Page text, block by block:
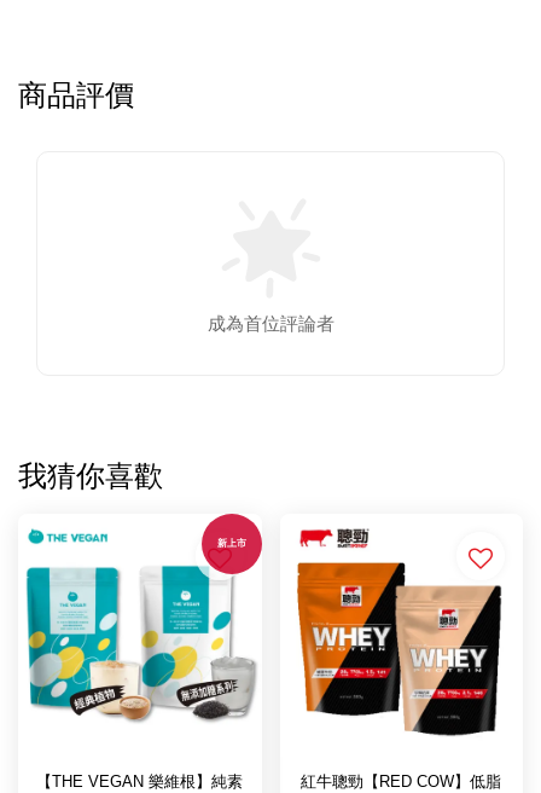
商品評價
成為首位評論者
我猜你喜歡
新上市
【THE VEGAN 樂維根】純素
紅牛聰勁【RED COW】低脂